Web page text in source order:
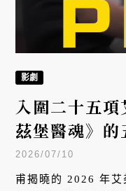
影劇
入圍二十五
茲堡醫魂》
2026/07/10
甫揭曉的 2026 年